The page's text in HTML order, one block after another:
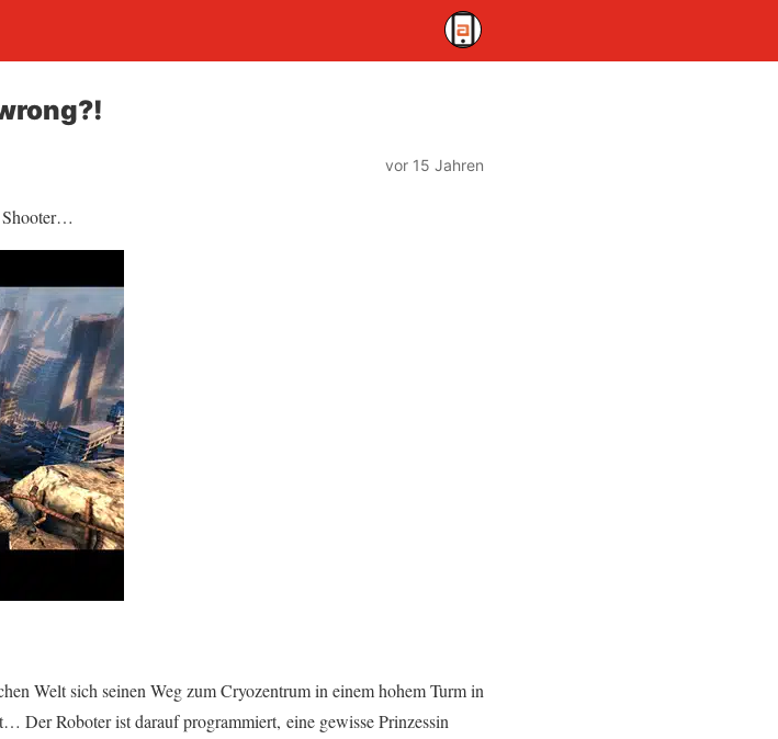
vor 15 Jahren
Shooter…
Welt sich seinen Weg zum Cryozentrum in einem hohem Turm in
Der Roboter ist darauf programmiert, eine gewisse Prinzessin